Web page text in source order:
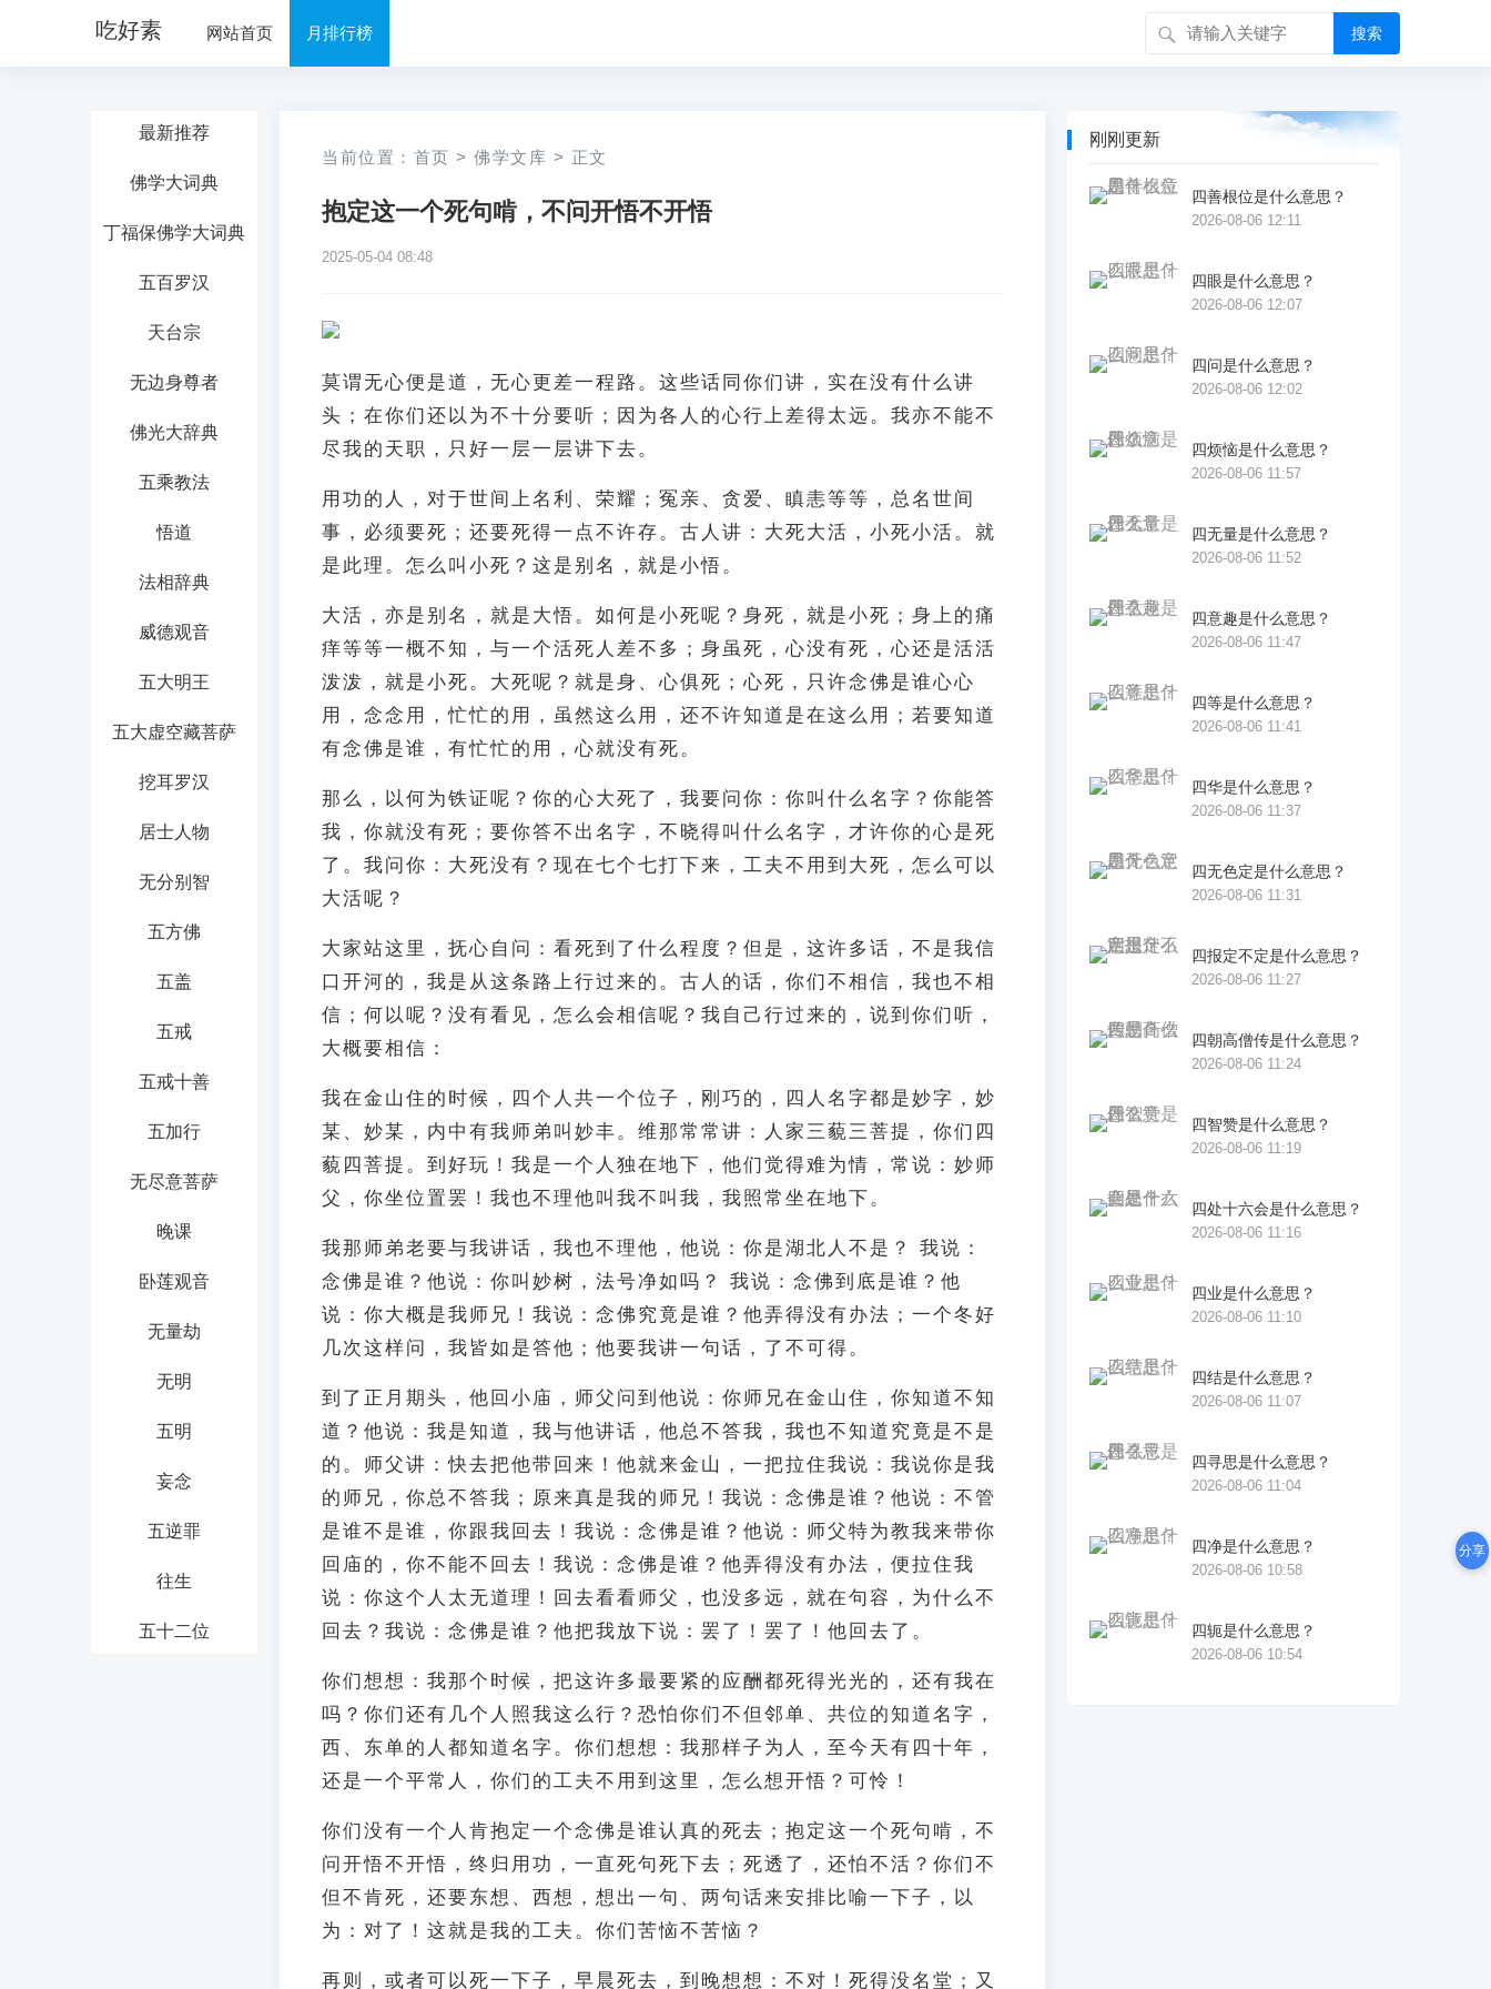
吃好素 网站首页 月排行榜 搜索
最新推荐
佛学大词典
丁福保佛学大词典
五百罗汉
天台宗
无边身尊者
佛光大辞典
五乘教法
悟道
法相辞典
威德观音
五大明王
五大虚空藏菩萨
挖耳罗汉
居士人物
无分别智
五方佛
五盖
五戒
五戒十善
五加行
无尽意菩萨
晚课
卧莲观音
无量劫
无明
五明
妄念
五逆罪
往生
五十二位
当前位置： 首页 > 佛学文库 > 正文
抱定这一个死句啃，不问开悟不开悟
2025-05-04 08:48
莫谓无心便是道，无心更差一程路。这些话同你们讲，实在没有什么讲
头；在你们还以为不十分要听；因为各人的心行上差得太远。我亦不能不
尽我的天职，只好一层一层讲下去。
用功的人，对于世间上名利、荣耀；冤亲、贪爱、瞋恚等等，总名世间
事，必须要死；还要死得一点不许存。古人讲：大死大活，小死小活。就
是此理。怎么叫小死？这是别名，就是小悟。
大活，亦是别名，就是大悟。如何是小死呢？身死，就是小死；身上的痛
痒等等一概不知，与一个活死人差不多；身虽死，心没有死，心还是活活
泼泼，就是小死。大死呢？就是身、心俱死；心死，只许念佛是谁心心
用，念念用，忙忙的用，虽然这么用，还不许知道是在这么用；若要知道
有念佛是谁，有忙忙的用，心就没有死。
那么，以何为铁证呢？你的心大死了，我要问你：你叫什么名字？你能答
我，你就没有死；要你答不出名字，不晓得叫什么名字，才许你的心是死
了。我问你：大死没有？现在七个七打下来，工夫不用到大死，怎么可以
大活呢？
大家站这里，抚心自问：看死到了什么程度？但是，这许多话，不是我信
口开河的，我是从这条路上行过来的。古人的话，你们不相信，我也不相
信；何以呢？没有看见，怎么会相信呢？我自己行过来的，说到你们听，
大概要相信：
我在金山住的时候，四个人共一个位子，刚巧的，四人名字都是妙字，妙
某、妙某，内中有我师弟叫妙丰。维那常常讲：人家三藐三菩提，你们四
藐四菩提。到好玩！我是一个人独在地下，他们觉得难为情，常说：妙师
父，你坐位置罢！我也不理他叫我不叫我，我照常坐在地下。
我那师弟老要与我讲话，我也不理他，他说：你是湖北人不是？ 我说：
念佛是谁？他说：你叫妙树，法号净如吗？ 我说：念佛到底是谁？他
说：你大概是我师兄！我说：念佛究竟是谁？他弄得没有办法；一个冬好
几次这样问，我皆如是答他；他要我讲一句话，了不可得。
到了正月期头，他回小庙，师父问到他说：你师兄在金山住，你知道不知
道？他说：我是知道，我与他讲话，他总不答我，我也不知道究竟是不是
的。师父讲：快去把他带回来！他就来金山，一把拉住我说：我说你是我
的师兄，你总不答我；原来真是我的师兄！我说：念佛是谁？他说：不管
是谁不是谁，你跟我回去！我说：念佛是谁？他说：师父特为教我来带你
回庙的，你不能不回去！我说：念佛是谁？他弄得没有办法，便拉住我
说：你这个人太无道理！回去看看师父，也没多远，就在句容，为什么不
回去？我说：念佛是谁？他把我放下说：罢了！罢了！他回去了。
你们想想：我那个时候，把这许多最要紧的应酬都死得光光的，还有我在
吗？你们还有几个人照我这么行？恐怕你们不但邻单、共位的知道名字，
西、东单的人都知道名字。你们想想：我那样子为人，至今天有四十年，
还是一个平常人，你们的工夫不用到这里，怎么想开悟？可怜！
你们没有一个人肯抱定一个念佛是谁认真的死去；抱定这一个死句啃，不
问开悟不开悟，终归用功，一直死句死下去；死透了，还怕不活？你们不
但不肯死，还要东想、西想，想出一句、两句话来安排比喻一下子，以
为：对了！这就是我的工夫。你们苦恼不苦恼？
再则，或者可以死一下子，早晨死去，到晚想想：不对！死得没名堂；又
刚刚更新
四善根位是什么意思？
2026-08-06 12:11
四眼是什么意思？
2026-08-06 12:07
四问是什么意思？
2026-08-06 12:02
四烦恼是什么意思？
2026-08-06 11:57
四无量是什么意思？
2026-08-06 11:52
四意趣是什么意思？
2026-08-06 11:47
四等是什么意思？
2026-08-06 11:41
四华是什么意思？
2026-08-06 11:37
四无色定是什么意思？
2026-08-06 11:31
四报定不定是什么意思？
2026-08-06 11:27
四朝高僧传是什么意思？
2026-08-06 11:24
四智赞是什么意思？
2026-08-06 11:19
四处十六会是什么意思？
2026-08-06 11:16
四业是什么意思？
2026-08-06 11:10
四结是什么意思？
2026-08-06 11:07
四寻思是什么意思？
2026-08-06 11:04
四净是什么意思？
2026-08-06 10:58
四轭是什么意思？
2026-08-06 10:54
分享